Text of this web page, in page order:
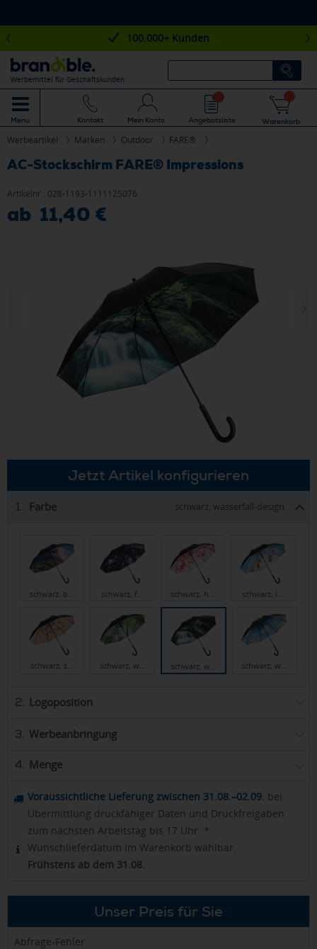
100.000+ Kunden
Werbemittel für Geschäftskunden
Menü Kontakt Mein Konto Angebotsliste Warenkorb
Werbeartikel Marken Outdoor FARE®
AC-Stockschirm FARE® Impressions
Artikelnr.: 028-1193-1111125076
ab 11,40 €
Jetzt Artikel konfigurieren
1. Farbe schwarz, wasserfall-design
schwarz, b… schwarz, f… schwarz, h… schwarz, l…
schwarz, s… schwarz, w… schwarz, w… schwarz, w…
2. Logoposition
3. Werbeanbringung
4. Menge
Voraussichtliche Lieferung zwischen 31.08.–02.09. bei
Übermittlung druckfähiger Daten und Druckfreigaben
zum nächsten Arbeitstag bis 17 Uhr. *
Wunschlieferdatum im Warenkorb wählbar.
Frühstens ab dem 31.08.
Unser Preis für Sie
Abfrage-Fehler